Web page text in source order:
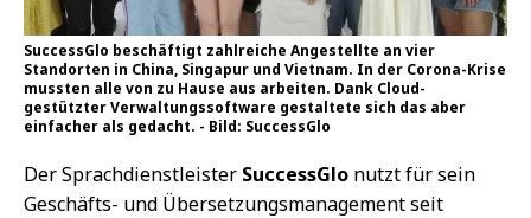
SuccessGlo beschäftigt zahlreiche Angestellte an vier
Standorten in China, Singapur und Vietnam. In der Corona-Krise
mussten alle von zu Hause aus arbeiten. Dank Cloud-
gestützter Verwaltungssoftware gestaltete sich das aber
einfacher als gedacht. - Bild: SuccessGlo
Der Sprachdienstleister SuccessGlo nutzt für sein
Geschäfts- und Übersetzungsmanagement seit